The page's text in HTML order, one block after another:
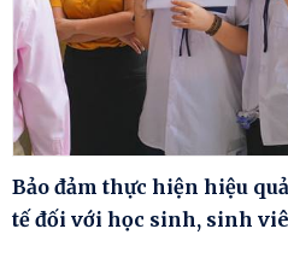
Bảo đảm thực hiện hiệu
tế đối với học sinh, sinh